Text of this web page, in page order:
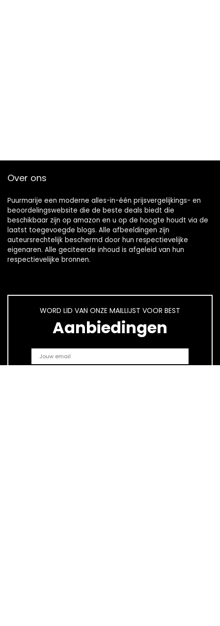
Over ons
Puurmarije een moderne alles-in-één prijsvergelijkings- en
beoordelingswebsite die de beste deals biedt die
beschikbaar zijn op amazon en u op de hoogte houdt via de
laatst toegevoegde blogs. Alle afbeeldingen zijn
auteursrechtelijk beschermd door hun respectievelijke
eigenaren. Alle geciteerde inhoud is afgeleid van hun
respectievelijke bronnen.
WORD LID VAN ONZE MAILLIJST VOOR BEST
Aanbiedingen